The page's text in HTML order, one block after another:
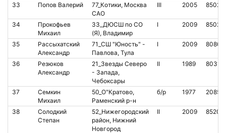
33 Попов Валерий
77_Котики, Москва
САО
III 2005
34
Прокофьев
Михаил
33_ДЮСШ по СО
(Я), Владимир
I 2009
35
Рассыхатский
Александр
71_СШ "Юность" -
Павлова, Тула
I 2009
36
Резюков
Александр
21_Звезды Северо
- Запада,
Чебоксары
II 1989
37
Семкин
Михаил
50_О"Кратово,
Раменский р-н
б/р 1977
38
Солодкий
Степан
52_Нижегородский
район, Нижний
Новгород
II 2009